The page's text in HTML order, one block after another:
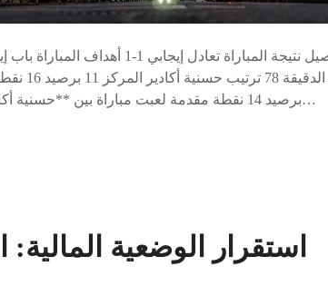
برصيد 14 نقطة مقدمة لعبت مباراة بين **حسنية أكادير** و**اتحاد طنجة**، حيث…
استقرار الوضعية